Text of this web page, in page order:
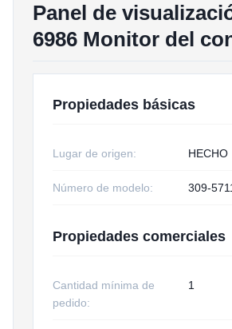
Panel de
6986 Monitor del
Propiedades básicas
Lugar de origen: HECHO
Número de modelo: 309-
Propiedades comerciales
Cantidad mínima de
pedido:
1